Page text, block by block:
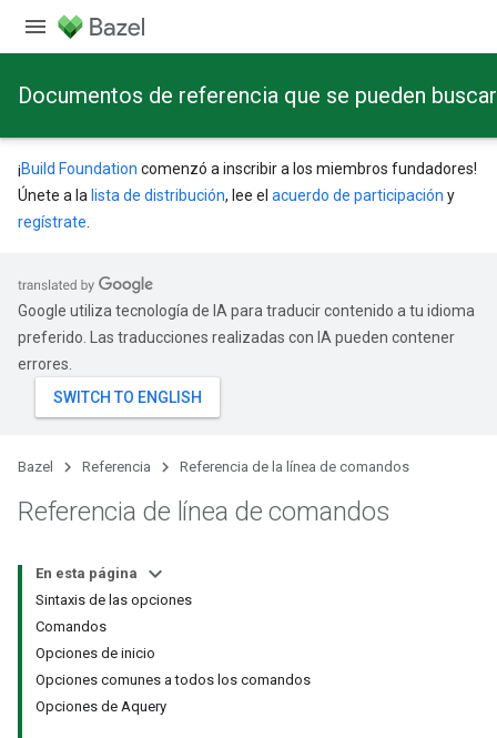
Documentos de referencia que se pueden
¡Build Foundation comenzó a inscribir a los miembros fundadores!
Únete a la lista de distribución, lee el acuerdo de participación y
regístrate
Google utiliza tecnología de IA para traducir contenido a tu idioma
preferido. Las traducciones realizadas con IA pueden contener
errores.
Bazel Referencia Referencia de la línea de comandos
Referencia de línea de comandos
En esta página
Sintaxis de las opciones
Comandos
Opciones de inicio
Opciones comunes a todos los comandos
Opciones de Aquery